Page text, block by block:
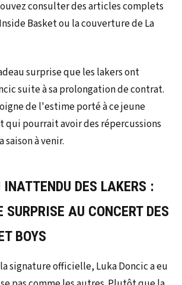
consulter des articles complets
Basket ou la couverture de La
DES LAKERS :
SURPRISE AU CONCERT DES
BOYS
signature officielle, Luka Doncic a eu